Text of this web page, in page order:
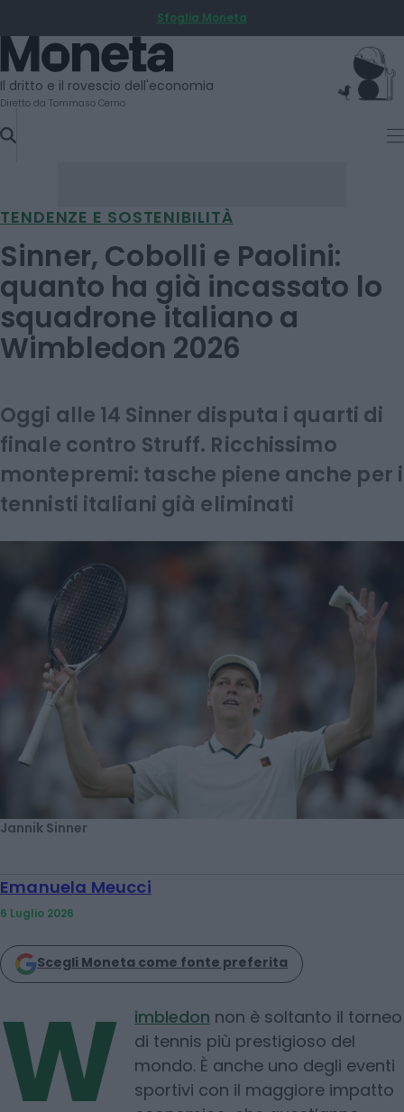
TO
CONTENT
Sfoglia Moneta
Moneta
Il dritto e il rovescio dell'economia
Diretto da Tommaso Cerno
TENDENZE E SOSTENIBILITÀ
Sinner, Cobolli e Paolini:
quanto ha già incassato lo
squadrone italiano a
Wimbledon 2026
Oggi alle 14 Sinner disputa i quarti di
finale contro Struff. Ricchissimo
montepremi: tasche piene anche per i
tennisti italiani già eliminati
Jannik Sinner
Emanuela Meucci
6 Luglio 2026
Scegli Moneta come fonte preferita
W imbledon non è soltanto il torneo
di tennis più prestigioso del
mondo. È anche uno degli eventi
sportivi con il maggiore impatto